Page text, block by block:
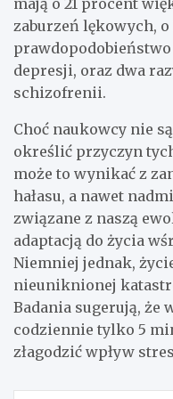
zaburzeń lękowych,
depresji, oraz dwa
schizofrenii.
Choć naukowcy nie
określić przyczyn
może to wynikać z
hałasu, a nawet
związane z naszą
adaptacją do życia
Niemniej jednak,
nieuniknionej
Badania sugerują, że
codziennie tylko 5
złagodzić wpływ